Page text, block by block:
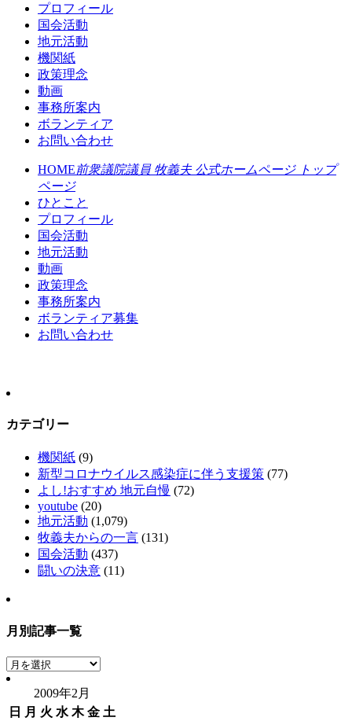
プロフィール
国会活動
地元活動
機関紙
政策理念
動画
事務所案内
ボランティア
お問い合わせ
HOME前衆議院議員 牧義夫 公式ホームページ トップ
ページ
ひとこと
プロフィール
国会活動
地元活動
動画
政策理念
事務所案内
ボランティア募集
お問い合わせ
カテゴリー
機関紙 (9)
新型コロナウイルス感染症に伴う支援策 (77)
よし!おすすめ 地元自慢 (72)
youtube (20)
地元活動 (1,079)
牧義夫からの一言 (131)
国会活動 (437)
闘いの決意 (11)
月別記事一覧
月
別
事
2009年2月
日
月 火 水 木 金 土